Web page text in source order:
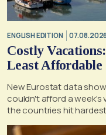
ENGLISH EDITION
Costly
Least Affordable
New Eurostat data
couldn't afford a week's
the countries hit hardest